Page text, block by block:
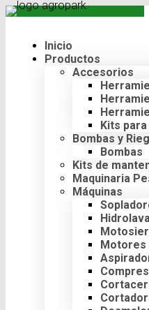
Inicio
Productos
Accesorios
Kits
Bombas y
Bombas
Kits de
Maquinaria
Máquinas
Motores